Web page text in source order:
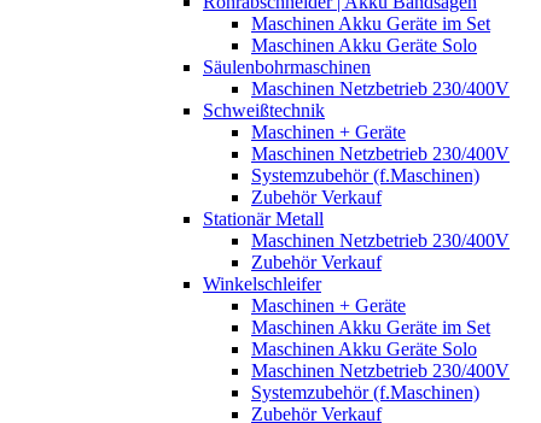
Maschinen Akku Geräte im Set
Maschinen Akku Geräte Solo
Säulenbohrmaschinen
Maschinen Netzbetrieb 230/400V
Schweißtechnik
Maschinen + Geräte
Maschinen Netzbetrieb 230/400V
Systemzubehör (f.Maschinen)
Zubehör Verkauf
Stationär Metall
Maschinen Netzbetrieb 230/400V
Zubehör Verkauf
Winkelschleifer
Maschinen + Geräte
Maschinen Akku Geräte im Set
Maschinen Akku Geräte Solo
Maschinen Netzbetrieb 230/400V
Systemzubehör (f.Maschinen)
Zubehör Verkauf